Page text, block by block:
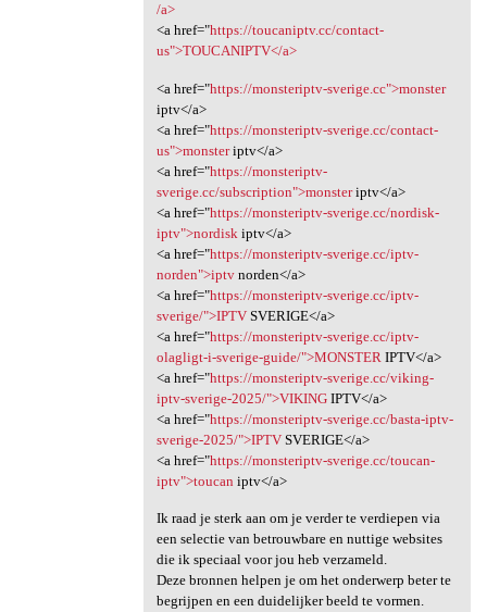
/a>
<a href="https://toucaniptv.cc/contact-
us">TOUCANIPTV</a>
<a href="https://monsteriptv-sverige.cc">monster
iptv</a>
<a href="https://monsteriptv-sverige.cc/contact-
us">monsteriptv</a>
<a href="https://monsteriptv-
sverige.cc/subscription">monsteriptv</a>
<a href="https://monsteriptv-sverige.cc/nordisk-
iptv">nordisk iptv</a>
<a href="https://monsteriptv-sverige.cc/iptv-
norden">iptvnorden</a>
<a href="https://monsteriptv-sverige.cc/iptv-
sverige/">IPTVSVERIGE</a>
<a href="https://monsteriptv-sverige.cc/iptv-
olagligt-i-sverige-guide/">MONSTER IPTV</a>
<a href="https://monsteriptv-sverige.cc/viking-
iptv-sverige-2025/">VIKINGIPTV</a>
<a href="https://monsteriptv-sverige.cc/basta-iptv-
sverige-2025/">IPTVSVERIGE</a>
<a href="https://monsteriptv-sverige.cc/toucan-
iptv">toucan iptv</a>
Ik raad je sterk aan om je verder te verdiepen via
een selectie van betrouwbare en nuttige websites
die ik speciaal voor jou heb verzameld.
Deze bronnen helpen je om het onderwerp beter te
begrijpen en een duidelijker beeld te vormen.